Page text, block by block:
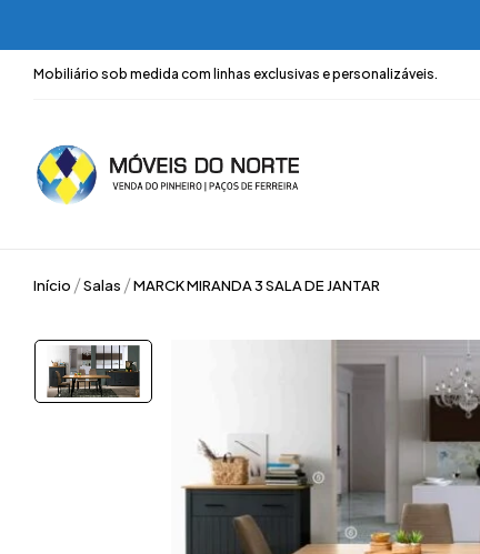
Mobiliário sob medida com linhas exclusivas e personalizáveis.
Início Salas MARCK MIRANDA 3 SALA DE JANTAR